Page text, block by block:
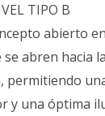
TIPO B
abierto
abren hacia
permitiendo
y una óptima